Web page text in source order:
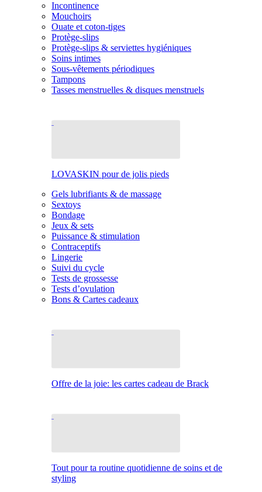
Incontinence
Mouchoirs
Ouate et coton-tiges
Protège-slips
Protège-slips & serviettes hygiéniques
Soins intimes
Sous-vêtements périodiques
Tampons
Tasses menstruelles & disques menstruels
LOVASKIN pour de jolis pieds
Gels lubrifiants & de massage
Sextoys
Bondage
Jeux & sets
Puissance & stimulation
Contraceptifs
Lingerie
Suivi du cycle
Tests de grossesse
Tests d’ovulation
Bons & Cartes cadeaux
Offre de la joie: les cartes cadeau de Brack
Tout pour ta routine quotidienne de soins et de
styling